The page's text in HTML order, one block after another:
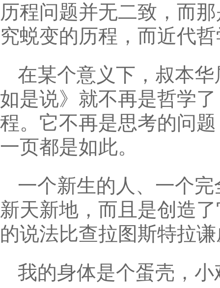
历程问题并无二致，而
究蜕变的历程，而近代
在某个意义下，叔本
如是说》就不再是哲学
程。它不再是思考的问
一页都是如此。
一个新生的人、一个
新天新地，而且是创造
的说法比查拉图斯特拉
我的身体是个蛋壳，小